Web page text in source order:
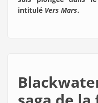
intitulé Vers Mars.